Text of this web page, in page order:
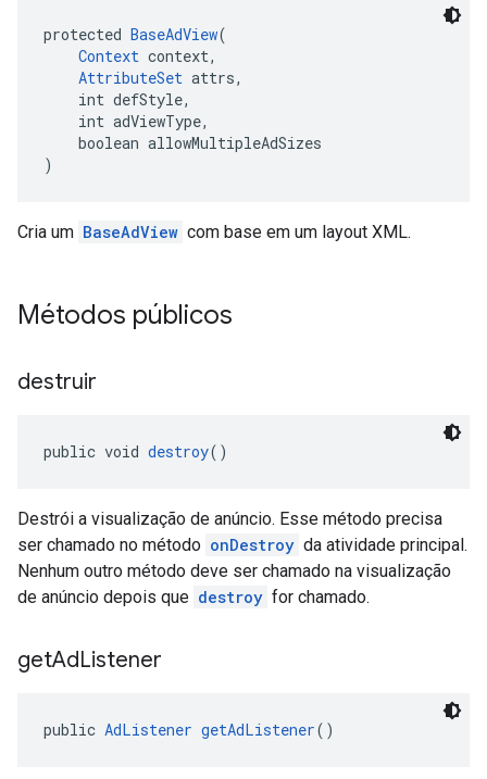
protected BaseAdView(
Context context,
AttributeSet attrs,
int defStyle,
int adViewType,
boolean allowMultipleAdSizes
)
Cria um BaseAdView com base em um layout XML.
Métodos públicos
destruir
public void destroy()
Destrói a visualização de anúncio. Esse método precisa
ser chamado no método onDestroy da atividade principal.
Nenhum outro método deve ser chamado na visualização
de anúncio depois que destroy for chamado.
getAdListener
public AdListener getAdListener()